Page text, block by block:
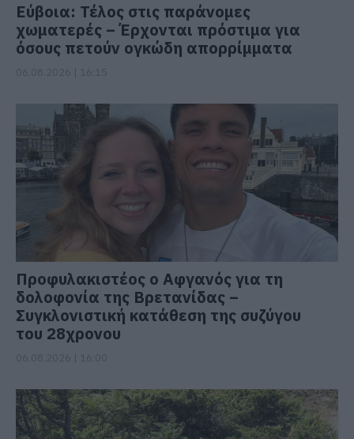
Εύβοια: Τέλος στις παράνομες
χωματερές – Έρχονται πρόστιμα για
όσους πετούν ογκώδη απορρίμματα
Προφυλακιστέος ο Αφγανός για τη
δολοφονία της Βρετανίδας –
Συγκλονιστική κατάθεση της συζύγου
του 28χρονου